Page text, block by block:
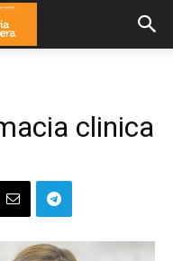
clinica